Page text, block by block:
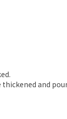
thickened and